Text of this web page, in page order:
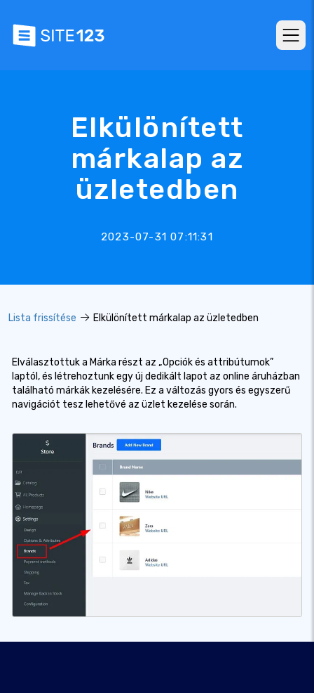
Elkülönített
márkalap az
üzletedben
2023-07-31 07:11:31
Lista frissítése Elkülönített márkalap az üzletedben
Elválasztottuk a Márka részt az „Opciók és attribútumok”
laptól, és létrehoztunk egy új dedikált lapot az online áruházban
található márkák kezelésére. Ez a változás gyors és egyszerű
navigációt tesz lehetővé az üzlet kezelése során.